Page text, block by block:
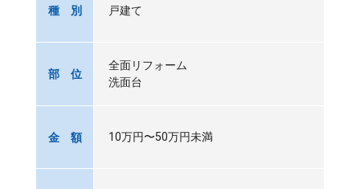
種 別 戸建て
部 位
全面リフォーム
洗面台
金 額 10万円〜50万円未満